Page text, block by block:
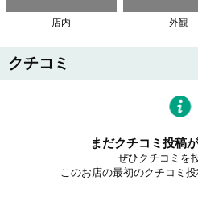
店内 外観
クチコミ
まだクチコミ投稿
ぜひクチコミを
このお店の最初のクチコミ